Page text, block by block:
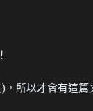
所以才會有這篇